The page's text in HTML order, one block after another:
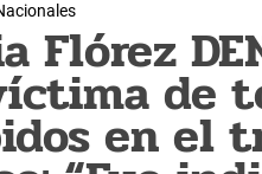
Flórez
de
en el